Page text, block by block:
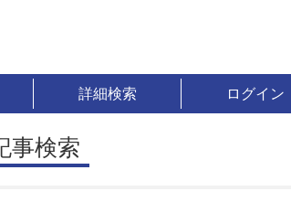
詳細検索 ログイン
事検索